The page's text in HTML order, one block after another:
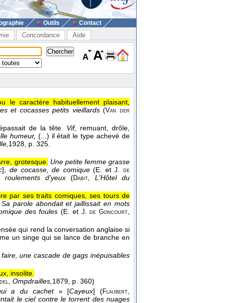
Outils Contact
Concordance Aide
le caractère habituellement plaisant,
et cocasses petits vieillards(Van der
de la tête. Vif, remuant, drôle,
humeur, (...) il était le type achevé de
1928, p. 325.
grotesque. Une petite femme grasse
],de cocasse, de comique(E. etJ. de
d'yeux (Dabit,L'Hôtel du
par ses traits comiques, ses tours de
Sa parole abondait et jaillissait en mots
des foules (E. et J. de Goncourt,
qui rend la conversation anglaise si
un singe qui se lance de branche en
une cascade de gags inépuisables
insolite.
, Ompdrailles,1879, p. 360)
a du cachet» [Cayeux] (Flaubert,
le ciel contre le torrent des nuages